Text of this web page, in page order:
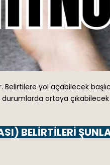
yol açabilecek
ortaya çıkabilecek
BELIRTILERI